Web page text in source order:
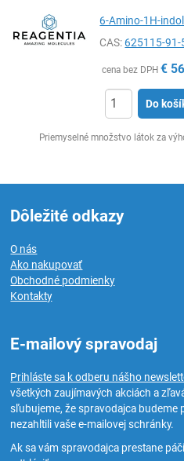
6-Amino-1H-
CAS:625115-91-
cena bez DPH €
Do
Priemyselné množstvo látok za
Dôležité odkazy
O nás
Ako nakupovať
Obchodné podmienky
Kontakty
E-mailový spravodaj
Prihláste sa k odberu nášho
všetkých zaujímavých akciách a
sľubujeme, že spravodajca budeme
nezahltili vaše e-mailovej schránky.
Ak sa vám spravodajca prestane